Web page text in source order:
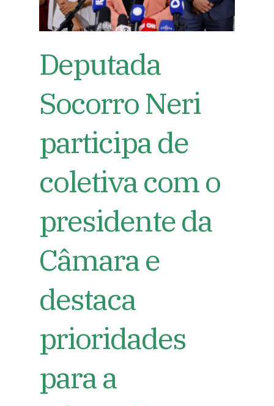
Deputada
Socorro Neri
participa de
coletiva com o
presidente da
Câmara e
destaca
prioridades
para a